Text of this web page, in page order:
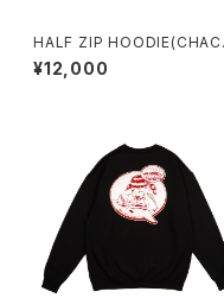
HALF ZIP
AL GRAY)
¥12,000